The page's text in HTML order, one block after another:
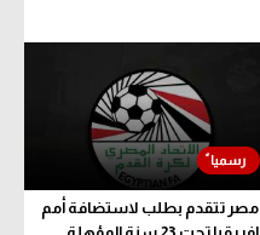
مصر تتقدم بطلب لاستضافة أمم